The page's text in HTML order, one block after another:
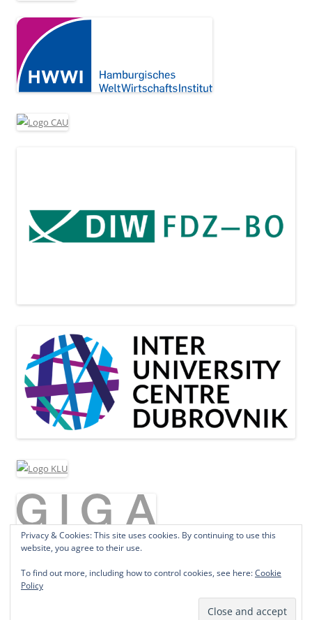
Privacy & Cookies: This site uses cookies. By continuing to use this
website, you agree to their use.
To find out more, including how to control cookies, see here:Cookie
Policy